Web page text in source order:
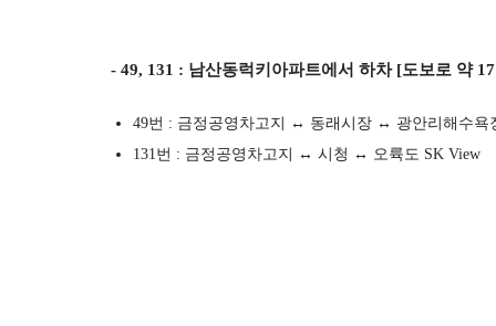
- 49, 131 : 남산동럭키아파트에서 하차 [도보로 약
49번 : 금정공영차고지 ↔ 동래시장 ↔ 광안리해수욕
131번 : 금정공영차고지 ↔ 시청 ↔ 오륙도 SK View